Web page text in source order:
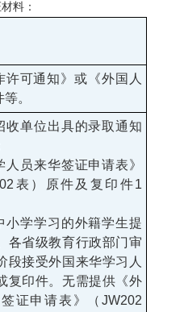
料：
许可通知》或《外国人
。
收单位出具的录取通知
人员来华签证申请表》
表）原件及复印件1
小学学习的外籍学生提
各省级教育行政部门审
段接受外国来华学习人
复印件。无需提供《外
证申请表》（JW202